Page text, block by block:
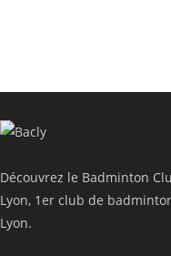
Découvrez le Badminton
Lyon, 1er club de
Lyon.